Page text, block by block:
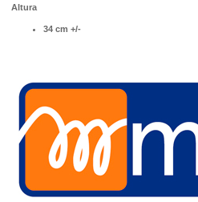
Altura
34 cm +/-